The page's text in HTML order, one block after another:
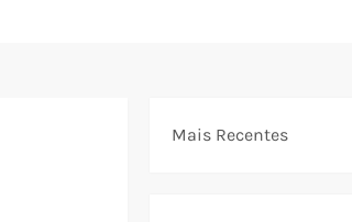
Mais Recentes